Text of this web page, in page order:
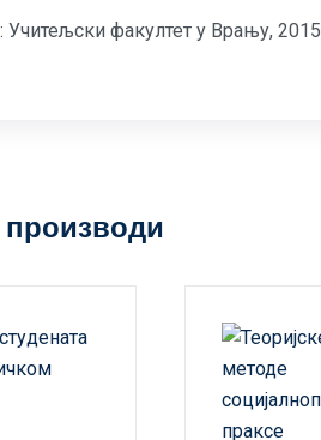
Учитељски факултет у Врању, 2015